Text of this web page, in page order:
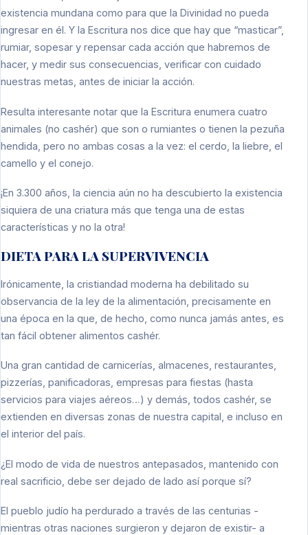
existencia mundana como para que la Divinidad no pueda
ingresar en él. Y la Escritura nos dice que hay que “masticar”,
rumiar, sopesar y repensar cada acción que habremos de
hacer, y medir sus consecuencias, verificar con cuidado
nuestras metas, antes de iniciar la acción.
Resulta interesante notar que la Escritura enumera cuatro
animales (no cashér) que son o rumiantes o tienen la pezuña
hendida, pero no ambas cosas a la vez: el cerdo, la liebre, el
camello y el conejo.
¡En 3.300 años, la ciencia aún no ha descubierto la existencia
siquiera de una criatura más que tenga una de estas
características y no la otra!
DIETA PARA LA SUPERVIVENCIA
Irónicamente, la cristiandad moderna ha debilitado su
observancia de la ley de la alimentación, precisamente en
una época en la que, de hecho, como nunca jamás antes, es
tan fácil obtener alimentos cashér.
Una gran cantidad de carnicerías, almacenes, restaurantes,
pizzerías, panificadoras, empresas para fiestas (hasta
servicios para viajes aéreos…) y demás, todos cashér, se
extienden en diversas zonas de nuestra capital, e incluso en
el interior del país.
¿El modo de vida de nuestros antepasados, mantenido con
real sacrificio, debe ser dejado de lado así porque sí?
El pueblo judío ha perdurado a través de las centurias -
mientras otras naciones surgieron y dejaron de existir- a